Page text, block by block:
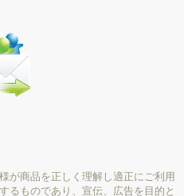
が商品を正しく理解し適正にご利用
るものであり、宣伝、広告を目的と